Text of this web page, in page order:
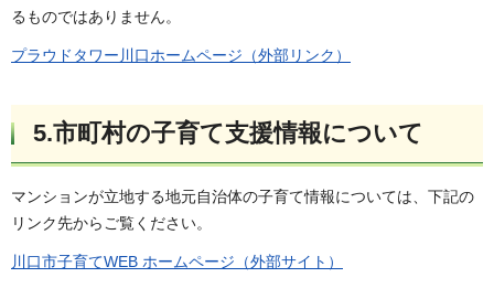
るものではありません。
プラウドタワー川口ホームページ（外部リンク）
5.市町村の子育て支援情報について
マンションが立地する地元自治体の子育て情報については、下記の
リンク先からご覧ください。
川口市子育てWEB ホームページ（外部サイト）